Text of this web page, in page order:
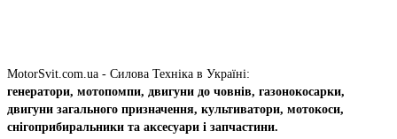
MotorSvit.com.ua - Силова Техніка в Україні:
генератори, мотопомпи, двигуни до човнів, газонокосарки,
двигуни загального призначення, культиватори, мотокоси,
снігоприбиральники та аксесуари і запчастини.